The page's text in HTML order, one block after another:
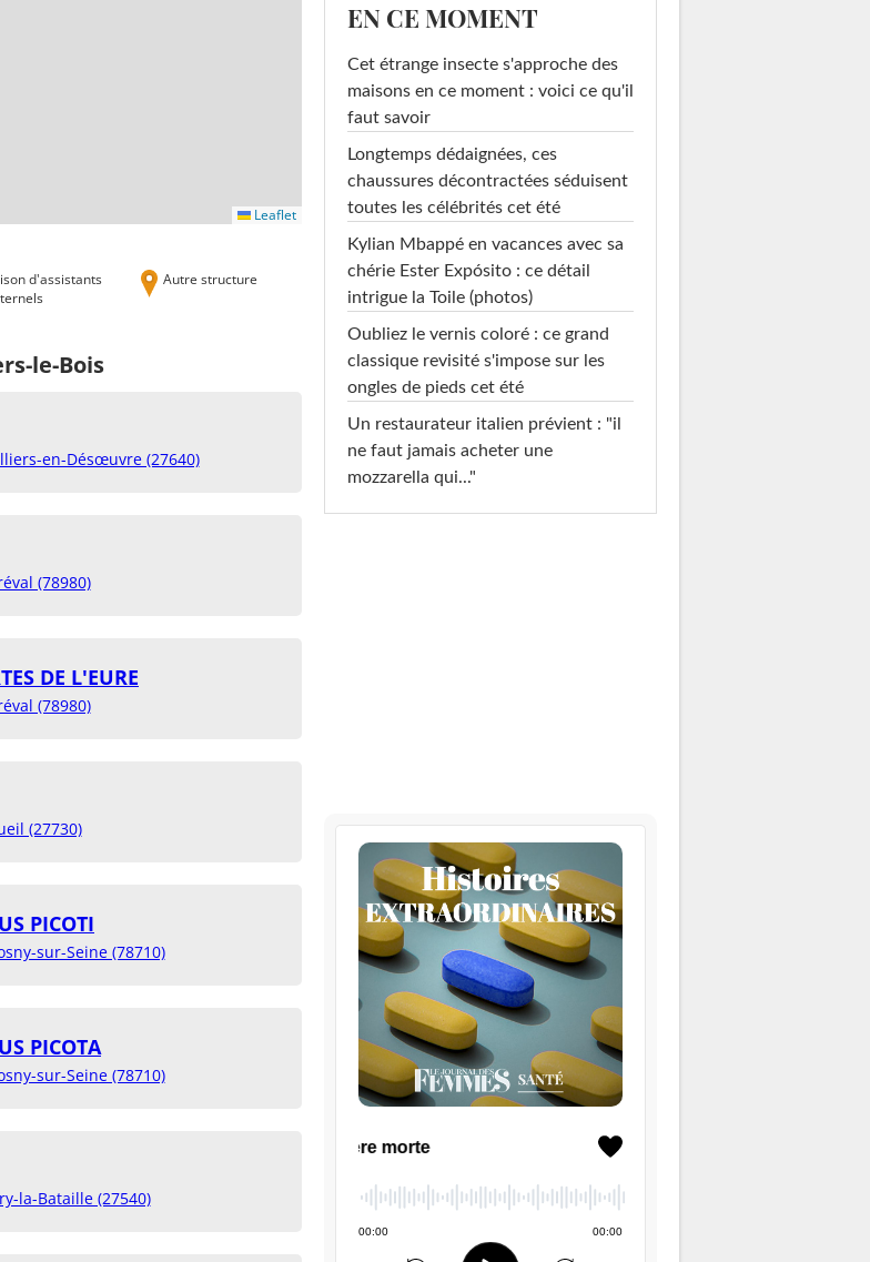
Leaflet
d'assistants
Autre structure
le-Bois
en-Désœuvre (27640)
(78980)
DE L'EURE
(78980)
(27730)
PICOTI
sur-Seine (78710)
PICOTA
sur-Seine (78710)
la-Bataille (27540)
EN CE MOMENT
Cet étrange insecte s'approche des
maisons en ce moment : voici ce qu'il
faut savoir
Longtemps dédaignées, ces
chaussures décontractées séduisent
toutes les célébrités cet été
Kylian Mbappé en vacances avec sa
chérie Ester Expósito : ce détail
intrigue la Toile (photos)
Oubliez le vernis coloré : ce grand
classique revisité s'impose sur les
ongles de pieds cet été
Un restaurateur italien prévient : "il
ne faut jamais acheter une
mozzarella qui..."